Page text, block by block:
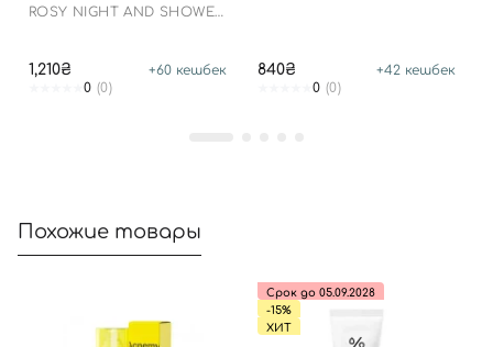
ROSY NIGHT AND SHOWER
1,210₴ +60 кешбек
0 (0)
840₴ +42 кешбек
0 (0)
Похожие товары
Срок до 05.09.2028
-15%
ХИТ
Отправляя форму для авторизации/регистрации, вы